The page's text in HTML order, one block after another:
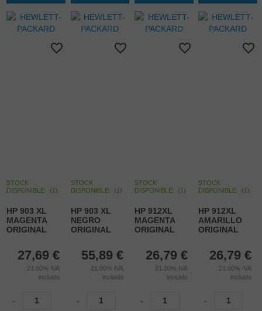
STOCK
DISPONIBLE: (1)
HP 903 XL
MAGENTA
ORIGINAL
27,69 €
21.00% IVA
incluido
-
STOCK
DISPONIBLE:
(1)
HP 903 XL
NEGRO
ORIGINAL
55,89 €
21.00% IVA
incluido
-
STOCK
DISPONIBLE: (1)
HP 912XL
MAGENTA
ORIGINAL
26,79 €
21.00% IVA
incluido
-
STOCK
DISPONIBLE: (1)
HP 912XL
AMARILLO
ORIGINAL
26,79 €
21.00% IVA
incluido
-